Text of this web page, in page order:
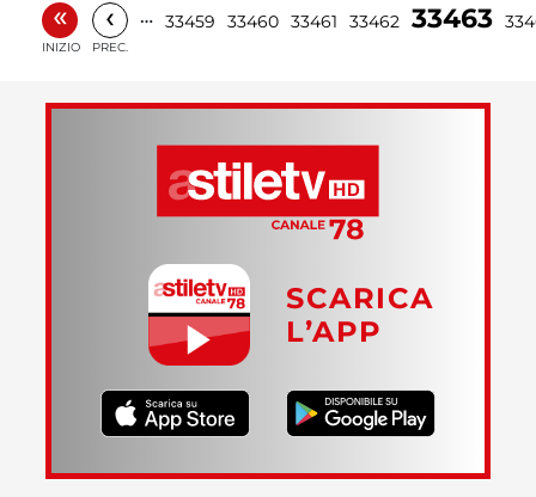
«
INIZIO
‹
PREC.
… 33459 33460 33461 33462 33463
SCARICA
L’APP